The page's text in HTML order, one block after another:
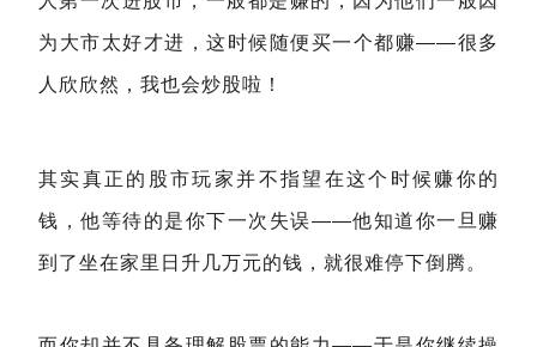
为大市太好才进，这时候随便买一个都赚——很多
人欣欣然，我也会炒股啦！
其实真正的股市玩家并不指望在这个时候赚你的
钱，他等待的是你下一次失误——他知道你一旦赚
到了坐在家里日升几万元的钱，就很难停下倒腾。